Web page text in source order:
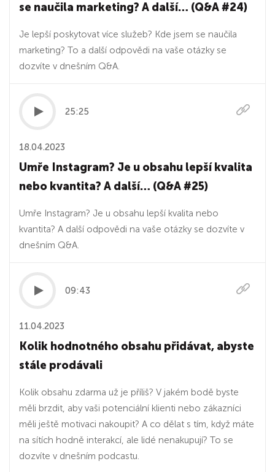
se naučila marketing? A další… (Q&A #24)
Je lepší poskytovat více služeb? Kde jsem se naučila
marketing? To a další odpovědi na vaše otázky se
dozvíte v dnešním Q&A.
25:25
18.04.2023
Umře Instagram? Je u obsahu lepší kvalita
nebo kvantita? A další… (Q&A #25)
Umře Instagram? Je u obsahu lepší kvalita nebo
kvantita? A další odpovědi na vaše otázky se dozvíte v
dnešním Q&A.
09:43
11.04.2023
Kolik hodnotného obsahu přidávat, abyste
stále prodávali
Kolik obsahu zdarma už je příliš? V jakém bodě byste
měli brzdit, aby vaši potenciální klienti nebo zákazníci
měli ještě motivaci nakoupit? A co dělat s tím, když máte
na sítích hodně interakcí, ale lidé nenakupují? To se
dozvíte v dnešním podcastu.